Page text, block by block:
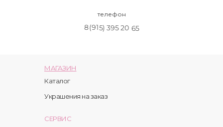
телефон
8(915) 395 20 65
Каталог
МАГАЗИН
СЕРВИС
Украшения на заказ